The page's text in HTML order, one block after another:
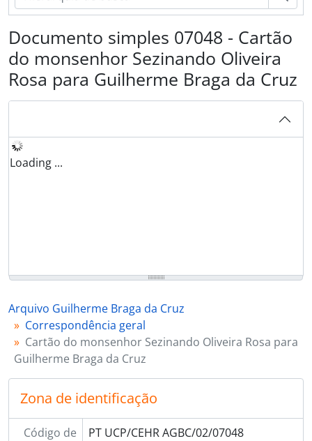
Documento simples 07048 - Cartão
do monsenhor Sezinando Oliveira
Rosa para Guilherme Braga da Cruz
Loading ...
Arquivo Guilherme Braga da Cruz
Correspondência geral
Cartão do monsenhor Sezinando Oliveira Rosa para
Guilherme Braga da Cruz
Zona de identificação
Código de
PT UCP/CEHR AGBC/02/07048